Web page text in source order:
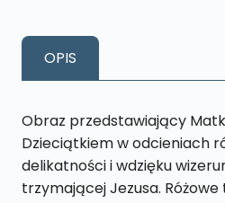
BOSKA
S7
13
X
19
OPIS
Obraz przedstawiający
Dzieciątkiem w odcieniach
delikatności i wdzięku
trzymającej Jezusa.